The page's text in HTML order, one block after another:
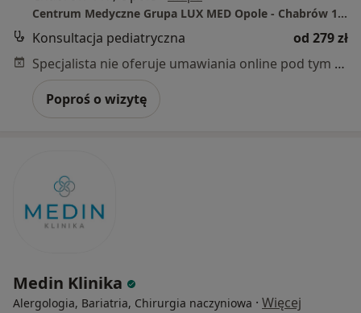
Centrum Medyczne Grupa LUX MED Opole - Chabrów 117
Konsultacja pediatryczna
od 279 zł
Specjalista nie oferuje umawiania online pod tym adresem.
Poproś o wizytę
Medin Klinika
Alergologia, Bariatria, Chirurgia naczyniowa · Więcej